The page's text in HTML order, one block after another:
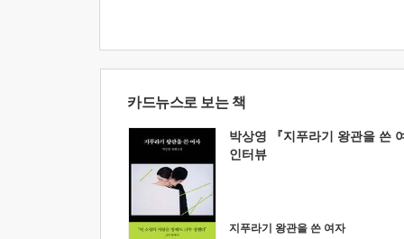
카드뉴스로 보는 책
박상영 『지푸라기 왕관을 쓴
인터뷰
지푸라기 왕관을 쓴 여자